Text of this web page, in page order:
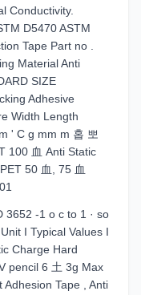
Conductivity.
D5470 ASTM
Tape Part no .
Material Anti
SIZE
Adhesive
Width Length
' C g mm m 홉 뽀
100 血 Anti Static
50 血, 75 血
3652 -1 o c to 1 · so
I Typical Values I
Charge Hard
pencil 6 土 3g Max
Tape , Anti